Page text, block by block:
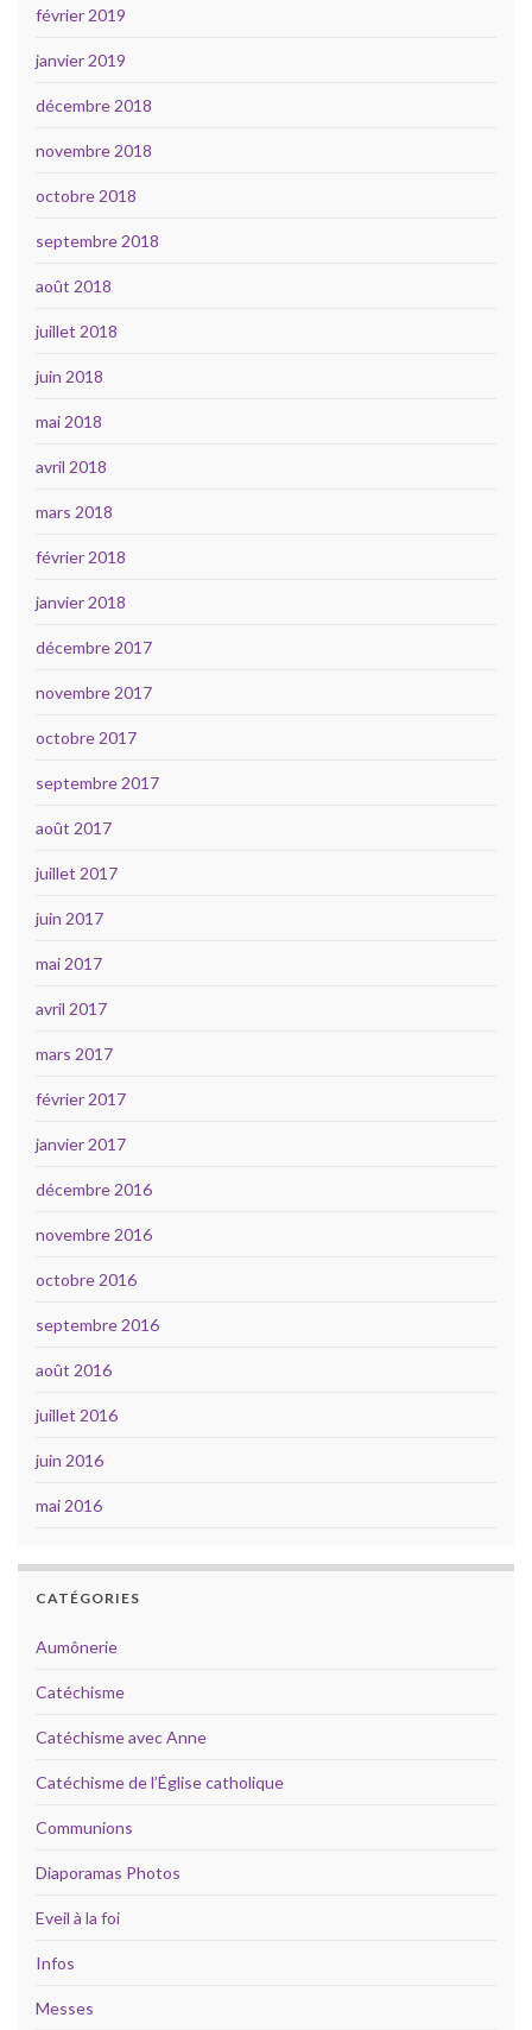
février 2019
janvier 2019
décembre 2018
novembre 2018
octobre 2018
septembre 2018
août 2018
juillet 2018
juin 2018
mai 2018
avril 2018
mars 2018
février 2018
janvier 2018
décembre 2017
novembre 2017
octobre 2017
septembre 2017
août 2017
juillet 2017
juin 2017
mai 2017
avril 2017
mars 2017
février 2017
janvier 2017
décembre 2016
novembre 2016
octobre 2016
septembre 2016
août 2016
juillet 2016
juin 2016
mai 2016
CATÉGORIES
Aumônerie
Catéchisme
Catéchisme avec Anne
Catéchisme de l’Église catholique
Communions
Diaporamas Photos
Eveil à la foi
Infos
Messes